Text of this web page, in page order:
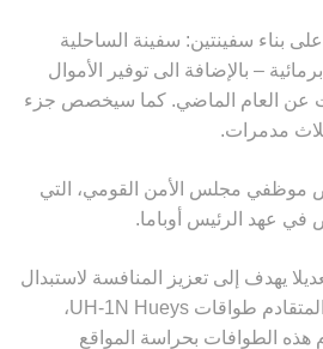
بناء سفينتين: سفينة الساحلية
– بالإضافة الى توفير الأموال
عن العام الماضي. كما سيخصص جزء
ثلاث مدمرات.
موظفي مجلس الأمن القومي، التي
يهدف إلى تعزيز المنافسة لاستبدال
طواقات UH-1N Hueys،
2018 وتقوم هذه الطوافات بحراسة المواقع